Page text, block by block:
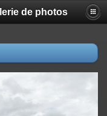
de photos